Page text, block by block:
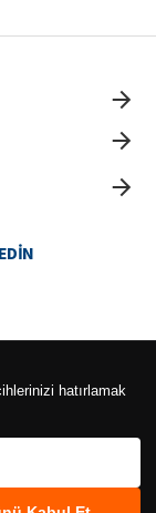
2026 ©hatırlamak